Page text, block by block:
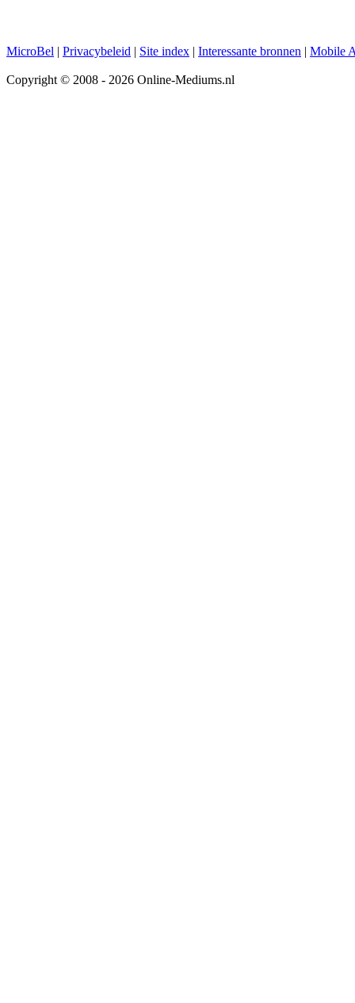
MicroBel | Privacybeleid | Site index | Interessante bronnen | Mobile
Copyright © 2008 - 2026 Online-Mediums.nl